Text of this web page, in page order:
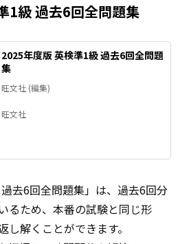
1級 過去6回全問題集
2025年度版 英検準1級 過去6回全問題
集
旺文社 (編集)
旺文社
去6回全問題集」は、過去6回分
るため、本番の試験と同じ形
解くことができます。